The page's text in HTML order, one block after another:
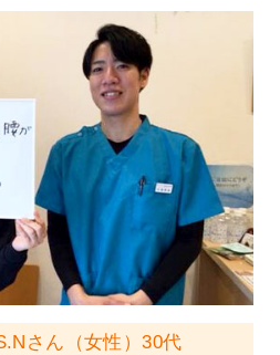
さん（女性）30代